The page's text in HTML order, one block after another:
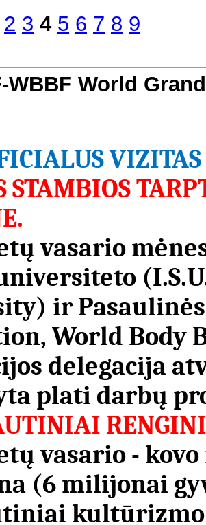
2 3 4 5 6 7 8 9
WBBF World
STAMBIOS
vasario
ir Pasaulinės
World Body
delegacija
plati darbų
vasario -
(6 milijonai
kultūrizmo